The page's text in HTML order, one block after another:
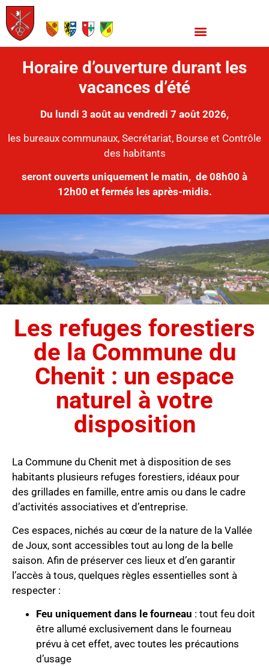
Horaire d’ouverture durant les
vacances d’été
Du lundi 3 août au vendredi 7 août 2026,
les bureaux communaux, Secrétariat, Bourse et Contrôle
des habitants
seront ouverts uniquement le matin, de 08h00 à
12h00 et fermés les après-midis.
Les refuges forestiers
de la Commune du
Chenit : un espace
naturel à votre
disposition
La Commune du Chenit met à disposition de ses
habitants plusieurs refuges forestiers, idéaux pour
des grillades en famille, entre amis ou dans le cadre
d’activités associatives et d’entreprise.
Ces espaces, nichés au cœur de la nature de la Vallée
de Joux, sont accessibles tout au long de la belle
saison. Afin de préserver ces lieux et d’en garantir
l’accès à tous, quelques règles essentielles sont à
respecter :
Feu uniquement dans le fourneau : tout feu doit
être allumé exclusivement dans le fourneau
prévu à cet effet, avec toutes les précautions
d’usage